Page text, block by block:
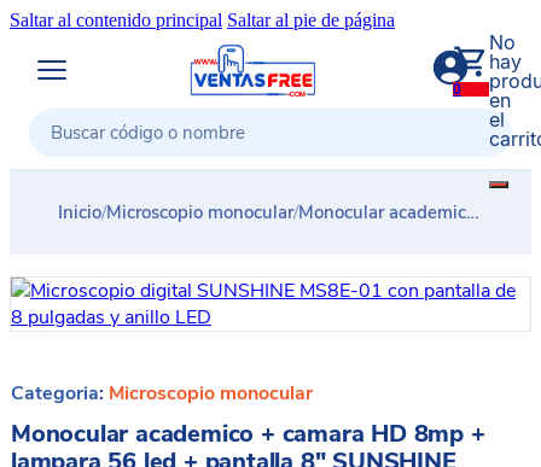
Saltar al contenido principal Saltar al pie de página
Buscar
0
No
hay
en
el
Inicio/Microscopio monocular/Monocular academico + camara HD 8mp + lampara 56 led + pantalla 8″ SUNSHINE MS8E-01
Categoria: Microscopio monocular
Monocular academico + camara HD 8mp +